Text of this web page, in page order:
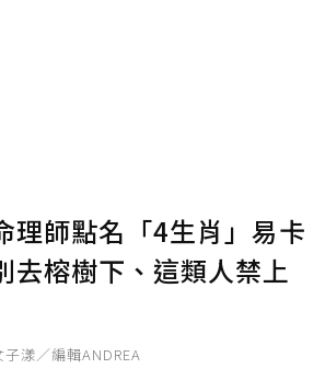
確認送出
理師點名「4生肖」易卡
去榕樹下、這類人禁上
子漾／編輯ANDREA